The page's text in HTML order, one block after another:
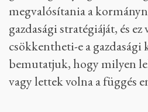
megvalósítania a
gazdasági stratégiáját, és ez
csökkentheti-e a
bemutatjuk, hogy milyen
vagy lettek volna a függés